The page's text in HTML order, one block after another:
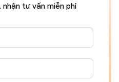
tư vấn miễn phí